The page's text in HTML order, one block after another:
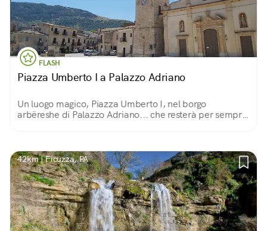
FLASH
Piazza Umberto I a Palazzo Adriano
Un luogo magico, Piazza Umberto I, nel borgo
arbëreshe di Palazzo Adriano... che resterà per sempre
42km | Ficuzza, PA